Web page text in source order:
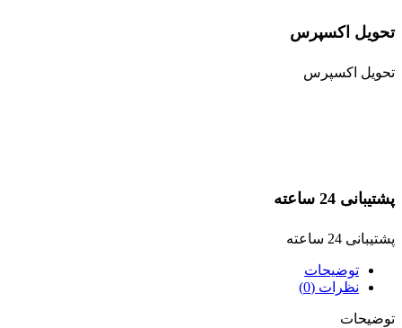
تحویل اکسپرس
تحویل اکسپرس
پشتیبانی 24 ساعته
پشتیبانی 24 ساعته
توضیحات
نظرات (0)
توضیحات